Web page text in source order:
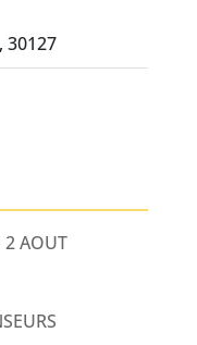
30127
2 AOUT